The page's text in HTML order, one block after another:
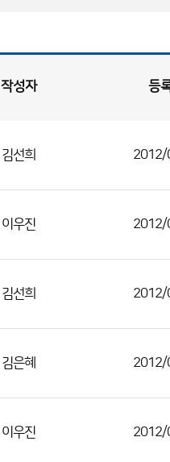
작성자 등
김선희 2012/
이우진 2012/
김선희 2012/
김은혜 2012/
이우진 2012/